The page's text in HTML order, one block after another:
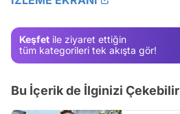
Keşfet ile ziyaret ettiğin
tüm kategorileri tek akışta gör!
Bu İçerik de İlginizi Çekebilir